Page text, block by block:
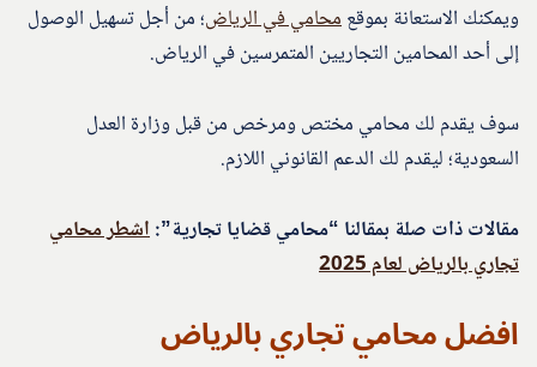
ويمكنك الاستعانة بموقعمحامي في الرياض؛ من أجل تسهيل الوصول
إلى أحد المحامين التجاريين المتمرسين في الرياض.
سوف يقدم لك محامي مختص ومرخص من قبل وزارة العدل
السعودية؛ ليقدم لك الدعم القانوني اللازم.
مقالات ذات صلة بمقالنا “محامي قضايا تجارية”:اشطر محامي
تجاري بالرياض لعام 2025
افضل محامي تجاري بالرياض